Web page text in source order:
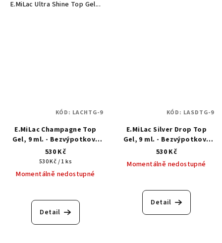
E.MiLac Ultra Shine Top Gel...
E.MiLac Champagne Top
Gel, 9 ml. - Bezvýpotkový
vrchní top gel se zlatým
chimmerem
530 Kč
Měrná
cena:
530 Kč / 1 ks
Momentálně nedostupné
Detail
KÓD: LACHTG-9
E.MiLac Silver Drop Top
Gel, 9 ml. - Bezvýpotkový
vrchní top gel s matnými
stříbrnými vločkami
530 Kč
Momentálně nedostupné
Detail
KÓD: LASDTG-9